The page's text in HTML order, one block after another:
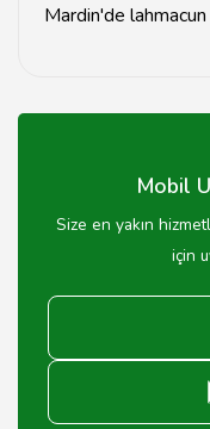
Mardin'de
arasında
Mobil
Size en yakın
için